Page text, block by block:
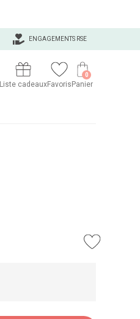
ENGAGEMENTS RSE
Liste cadeauxFavoris Panier
0